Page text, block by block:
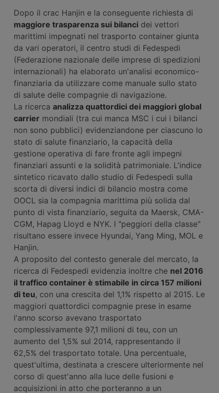
Dopo il crac Hanjin e la conseguente richiesta di
maggiore trasparenza sui bilanci dei vettori
marittimi impegnati nel trasporto container giunta
da vari operatori, il centro studi di Fedespedi
(Federazione nazionale delle imprese di spedizioni
internazionali) ha elaborato un'analisi economico-
finanziaria da utilizzare come manuale sullo stato
di salute delle compagnie di navigazione.
La ricerca analizza quattordici dei maggiori global
carrier mondiali (tra cui manca MSC i cui i bilanci
non sono pubblici) evidenziandone per ciascuno lo
stato di salute finanziario, la capacità della
gestione operativa di fare fronte agli impegni
finanziari assunti e la solidità patrimoniale. L'indice
sintetico ricavato dallo studio di Fedespedi sulla
scorta di diversi indici di bilancio mostra come
OOCL sia la compagnia marittima più solida dal
punto di vista finanziario, seguita da Maersk, CMA-
CGM, Hapag Lloyd e NYK. I "peggiori della classe"
risultano essere invece Hyundai, Yang Ming, MOL e
Hanjin.
A proposito del contesto generale del mercato, la
ricerca di Fedespedi evidenzia inoltre che nel 2016
il traffico container è stimabile in circa 157 milioni
di teu, con una crescita del 1,1% rispetto al 2015. Le
maggiori quattordici compagnie prese in esame
l'anno scorso avevano trasportato
complessivamente 97,1 milioni di teu, con un
aumento del 1,5% sul 2014, rappresentando il
62,5% del trasportato totale. Una percentuale,
quest'ultima, destinata a crescere ulteriormente nel
corso di quest'anno alla luce delle fusioni e
acquisizioni in atto che porteranno a un